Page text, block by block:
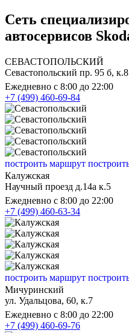
Сеть
автосервисов
СЕВАСТОПОЛЬСКИЙ
Севастопольский пр. 95 б, к.8
Ежедневно с 8:00 до 22:00
+7 (499) 460-69-84
построить маршрут
Калужская
Научный проезд д.14а к.5
Ежедневно с 8:00 до 22:00
+7 (499) 460-63-34
построить маршрут
Мичуринский
ул. Удальцова, 60, к.7
Ежедневно с 8:00 до 22:00
+7 (499) 460-69-76